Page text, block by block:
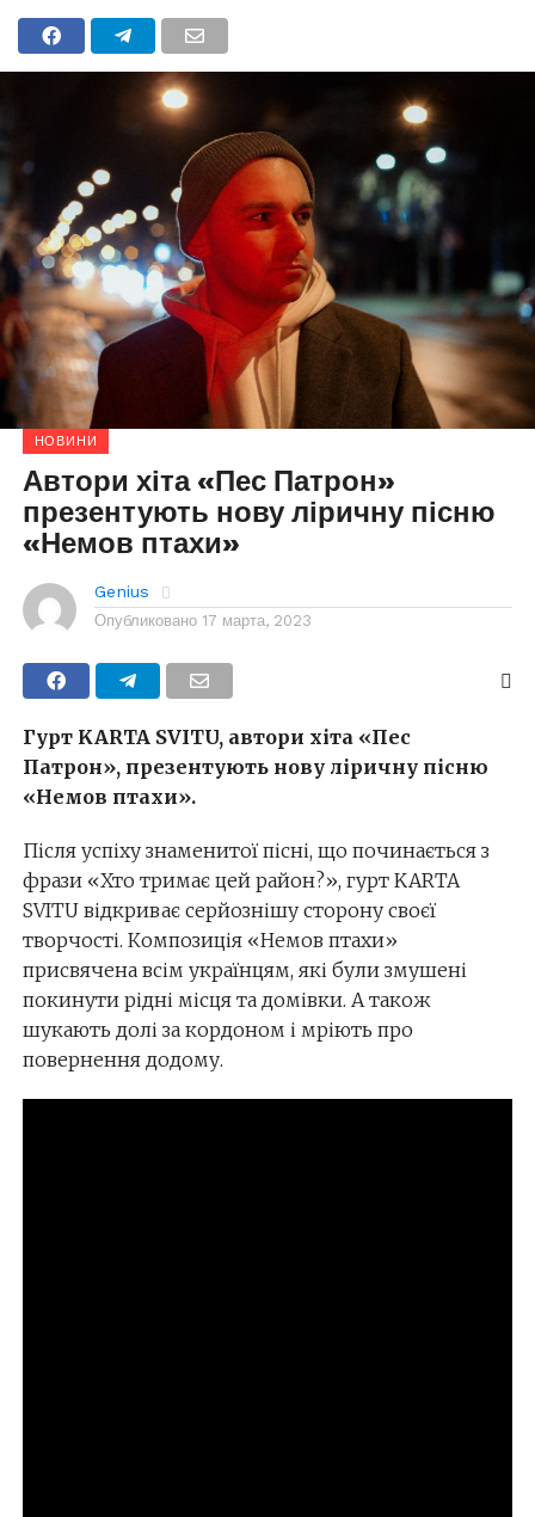
НОВИНИ
Автори хіта «Пес Патрон»
презентують нову ліричну пісню
«Немов птахи»
Genius
Опубликовано 17 марта, 2023
Гурт KARTA SVITU, автори хіта «Пес
Патрон», презентують нову ліричну пісню
«Немов птахи».
Після успіху знаменитої пісні, що починається з
фрази «Хто тримає цей район?», гурт KARTA
SVITU відкриває серйознішу сторону своєї
творчості. Композиція «Немов птахи»
присвячена всім українцям, які були змушені
покинути рідні місця та домівки. А також
шукають долі за кордоном і мріють про
повернення додому.